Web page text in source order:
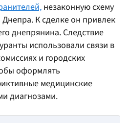
незаконную схему
К сделке он привлек
днепрянина. Следствие
использовали связи в
и городских
оформлять
медицинские
диагнозами.